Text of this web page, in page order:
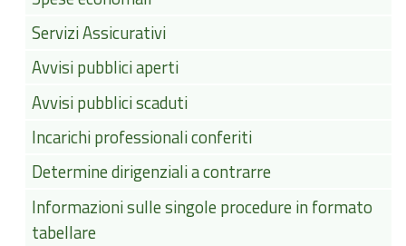
Servizi Assicurativi
Avvisi pubblici aperti
Avvisi pubblici scaduti
Incarichi professionali conferiti
Determine dirigenziali a contrarre
Informazioni sulle singole procedure in formato
tabellare